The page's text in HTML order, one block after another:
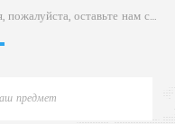
если у вас есть вопросы или предложения, пожалуйста, оставьте нам сообщение,